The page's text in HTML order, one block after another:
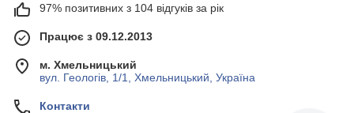
97% позитивних з 104 відгуків за рік
Працює з 09.12.2013
м. Хмельницький
вул. Геологів, 1/1, Хмельницький, Україна
Контакти